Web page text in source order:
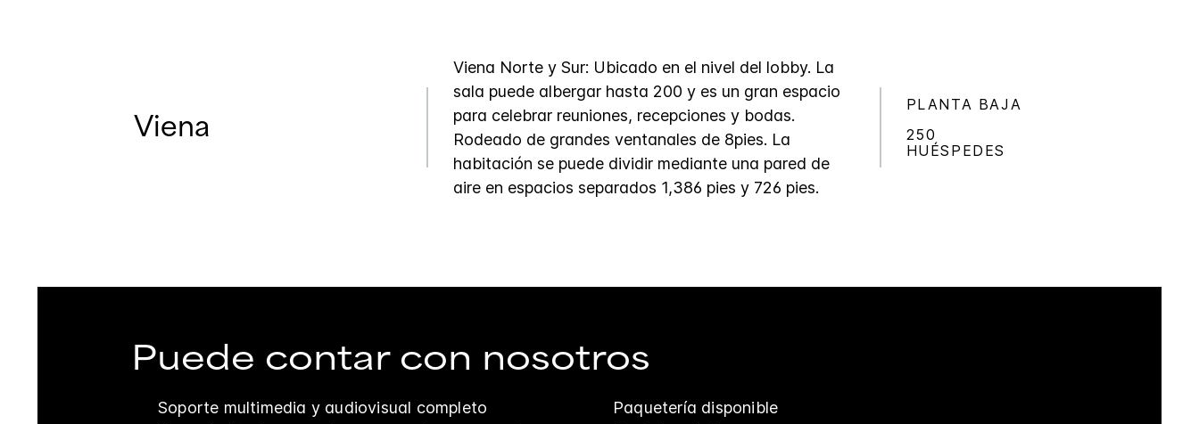
Viena
Viena Norte y Sur: Ubicado en el nivel del lobby. La
sala puede albergar hasta 200 y es un gran espacio
para celebrar reuniones, recepciones y bodas.
Rodeado de grandes ventanales de 8pies. La
habitación se puede dividir mediante una pared de
aire en espacios separados 1,386 pies y 726 pies.
PLANTA BAJA
250
HUÉSPEDES
Puede contar con nosotros
Soporte multimedia y audiovisual completo
Paquetería disponible